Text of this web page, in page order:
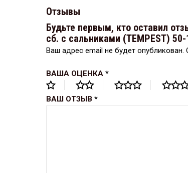
Отзывы
Будьте первым, кто оставил
сб. с сальниками (TEMPEST)
Ваш адрес email не будет опубликован.
ВАША ОЦЕНКА *
ВАШ ОТЗЫВ *